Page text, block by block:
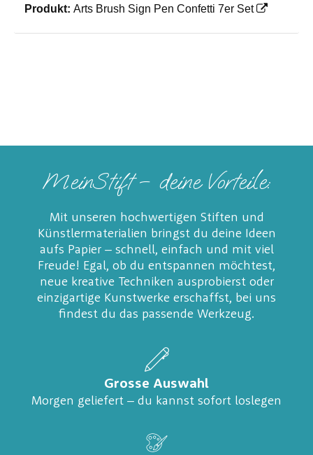
Produkt: Arts Brush Sign Pen Confetti 7er Set
MeinStift – deine Vorteile:
Mit unseren hochwertigen Stiften und
Künstlermaterialien bringst du deine Ideen
aufs Papier – schnell, einfach und mit viel
Freude! Egal, ob du entspannen möchtest,
neue kreative Techniken ausprobierst oder
einzigartige Kunstwerke erschaffst, bei uns
findest du das passende Werkzeug.
Grosse Auswahl
Morgen geliefert – du kannst sofort loslegen